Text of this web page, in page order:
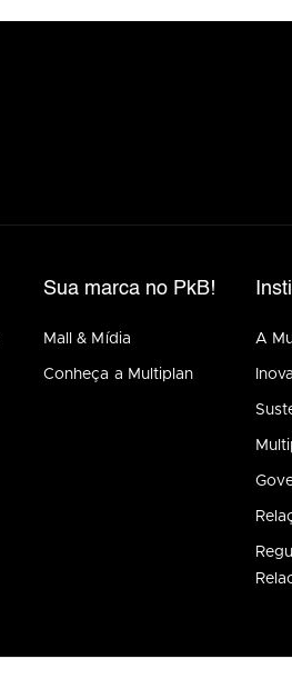
Sua marca no PkB!
Mall & Mídia
Conheça a Multiplan
A